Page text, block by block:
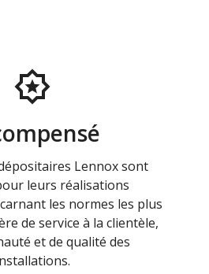
Lennox sont
leurs réalisations
les normes les plus
de service à la clientèle,
et de qualité des